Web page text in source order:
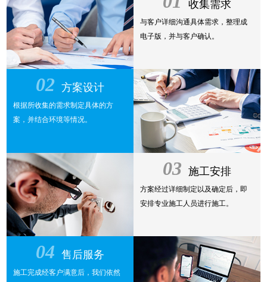
收集需求
与客户详细沟通具体需求，整理成
电子版，并与客户确认。
02 方案设计
根据所收集的需求制定具体的方
案，并结合环境等情况。
03 施工安排
方案经过详细制定以及确定后，即
安排专业施工人员进行施工。
04 售后服务
施工完成经客户满意后，我们依然